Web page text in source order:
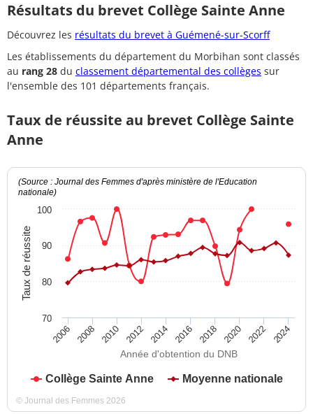
Résultats du brevet Collège Sainte Anne
Découvrez les résultats du brevet à Guémené-sur-Scorff
Les établissements du département du Morbihan sont classés
au rang 28 du classement départemental des collèges sur
l'ensemble des 101 départements français.
Taux de réussite au brevet Collège Sainte
Anne
Année d'obtention du DNB
Taux de réussite
(Source : Journal des Femmes d'après ministère de l'Education
nationale)
Collège Sainte Anne Moyenne nationale
2006 2008 2010 2012 2014 2016 2018 2020 2022 2024
70
80
90
100
© Journal des Femmes 2026